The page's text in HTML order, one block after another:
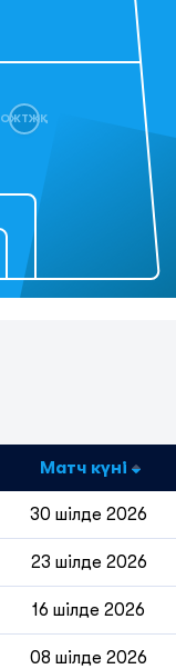
ОЖТЖҚ
Матч күні
30 шілде 2026
23 шілде 2026
16 шілде 2026
08 шілде 2026